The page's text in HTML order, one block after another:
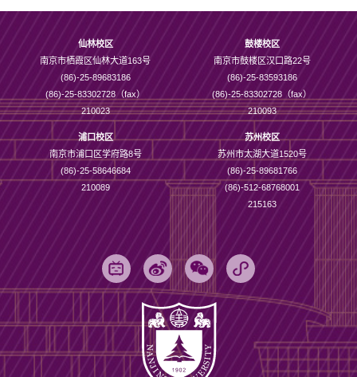
仙林校区
南京市栖霞区仙林大道163号
(86)-25-89683186
(86)-25-83302728（fax）
210023
鼓楼校区
南京市鼓楼区汉口路22号
(86)-25-83593186
(86)-25-83302728（fax）
210093
浦口校区
南京市浦口区学府路8号
(86)-25-58646684
210089
苏州校区
苏州市太湖大道1520号
(86)-25-89681766
(86)-512-68768001
215163